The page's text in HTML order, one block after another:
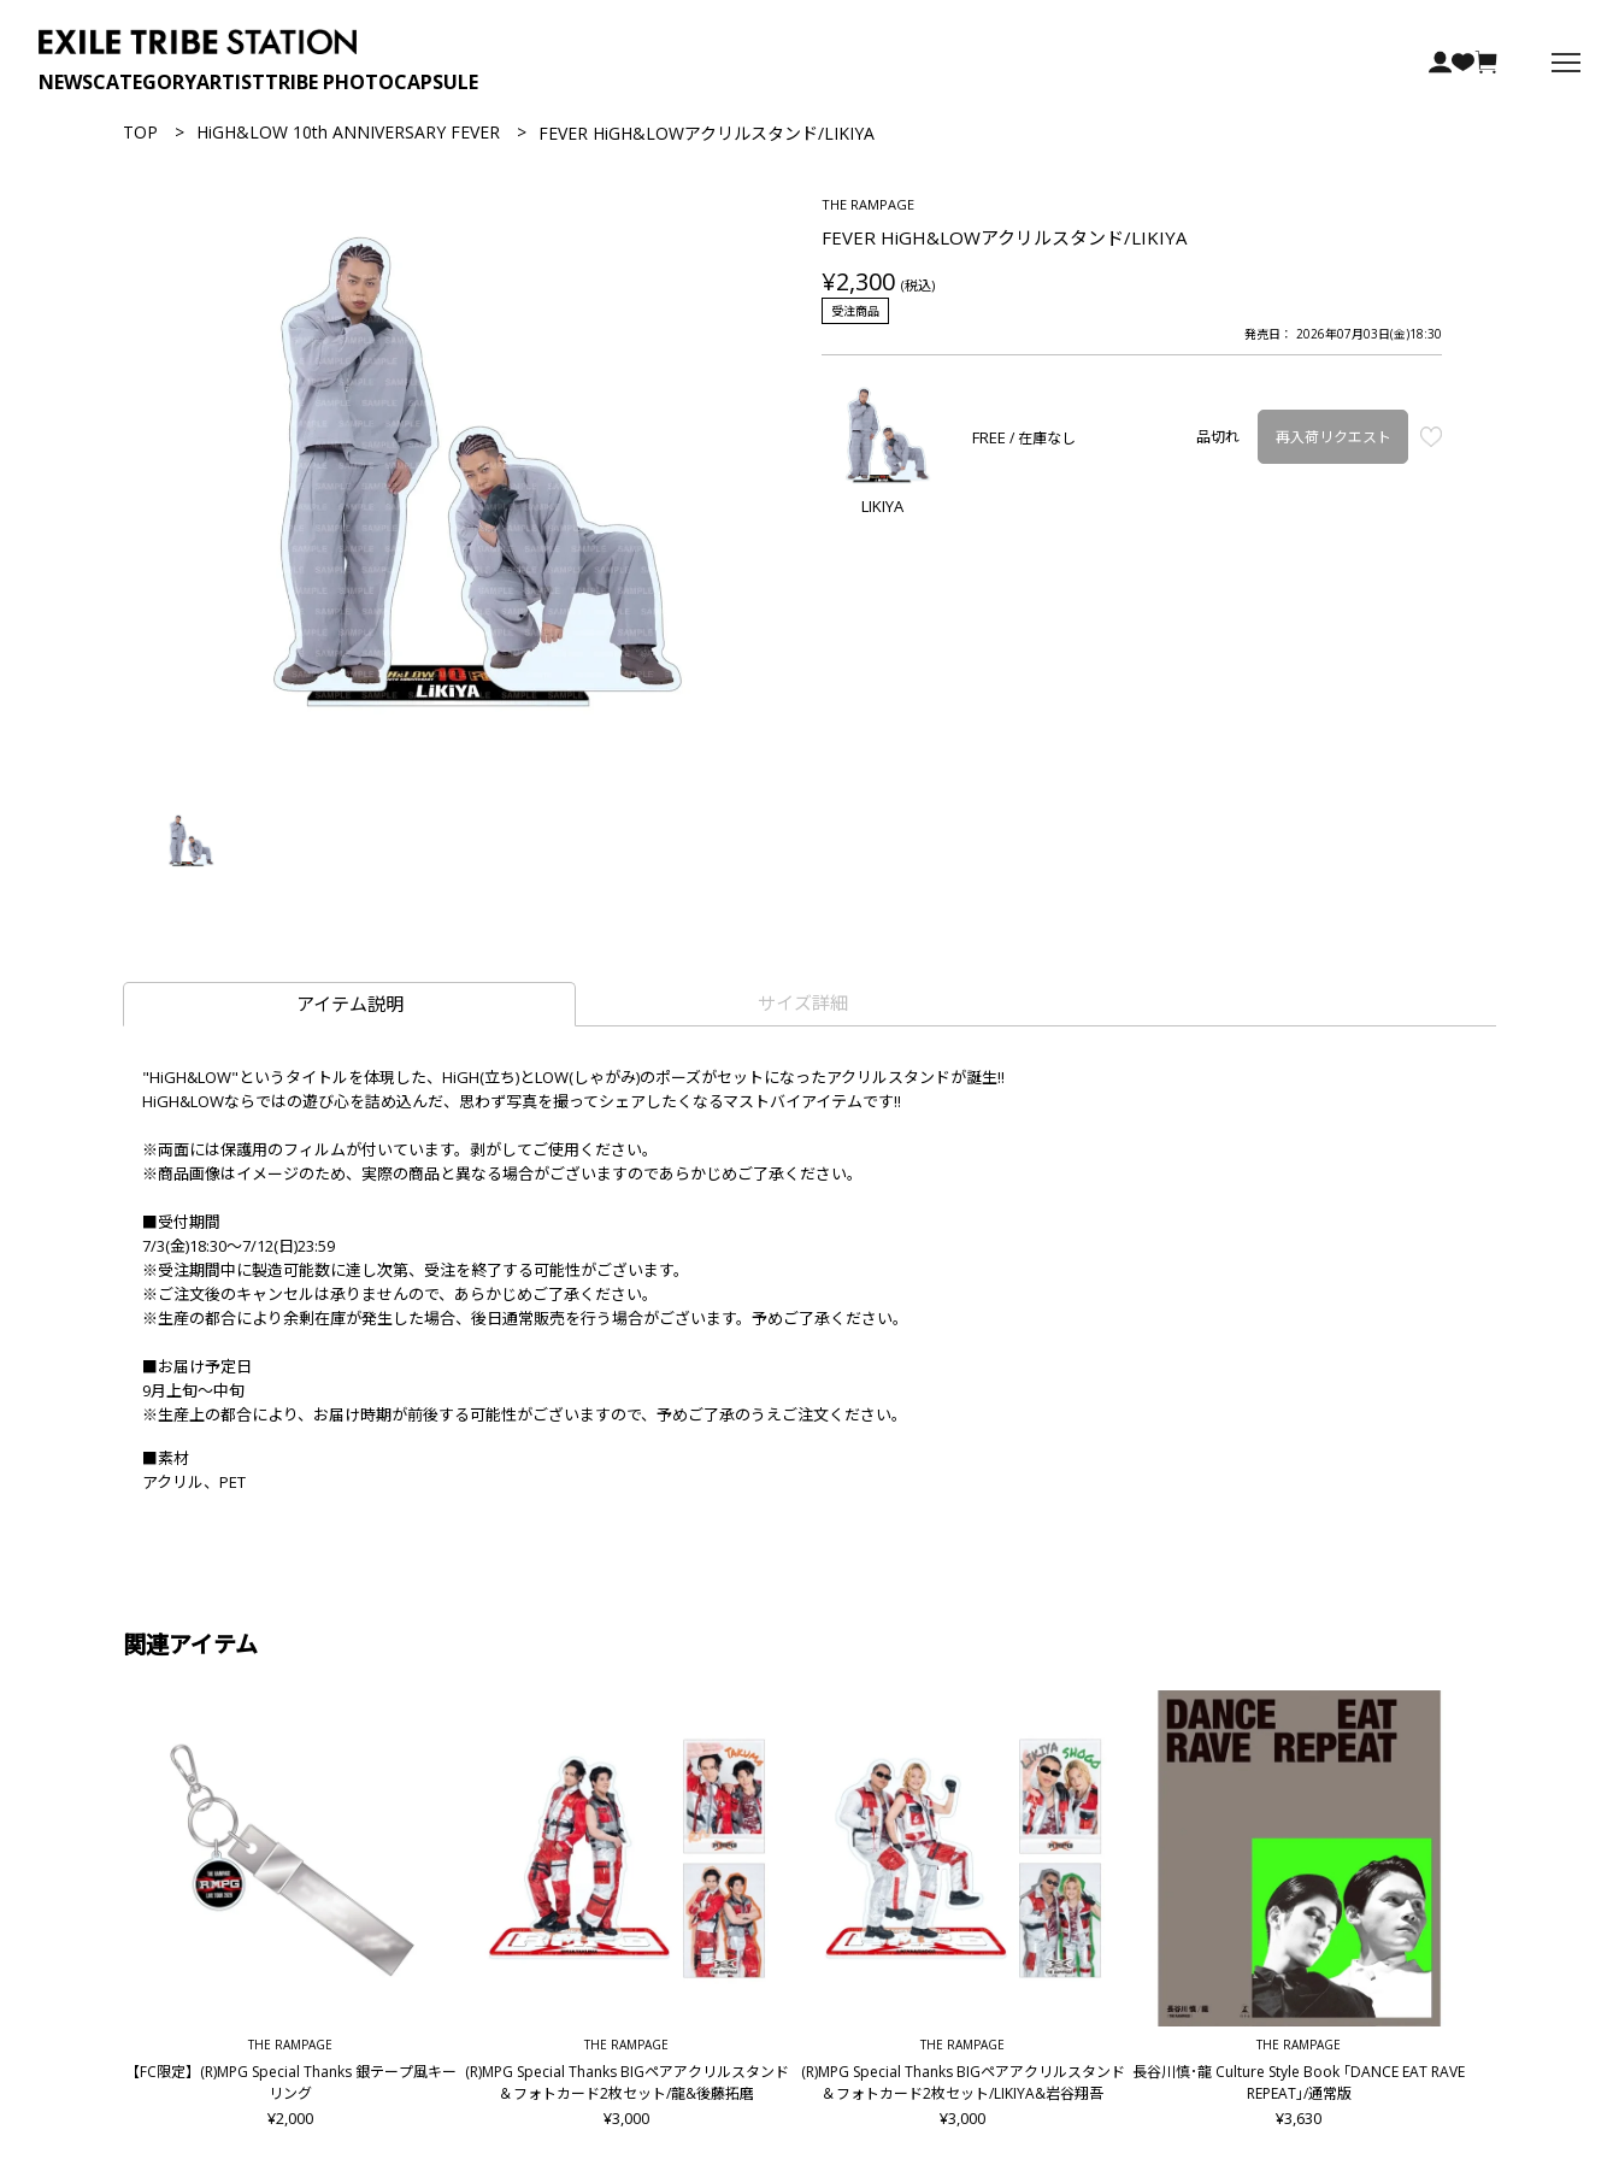
NEWSCATEGORYARTISTTRIBE PHOTOCAPSULE
TOP HiGH&LOW 10th ANNIVERSARY FEVER FEVER HiGH&LOWアクリルスタンド/LIKIYA
THE RAMPAGE
FEVER HiGH&LOWアクリルスタンド/LIKIYA
¥2,300 (税込)
受注商品
発売日： 2026年07月03日(金)18:30
LIKIYA
FREE / 在庫なし 品切れ 再入荷リクエスト
アイテム説明 サイズ詳細
"HiGH&LOW"というタイトルを体現した、HiGH(立ち)とLOW(しゃがみ)のポーズがセットになったアクリルスタンドが誕生!!
HiGH&LOWならではの遊び心を詰め込んだ、思わず写真を撮ってシェアしたくなるマストバイアイテムです!!
※両面には保護用のフィルムが付いています。剥がしてご使用ください。
※商品画像はイメージのため、実際の商品と異なる場合がございますのであらかじめご了承ください。
■受付期間
7/3(金)18:30～7/12(日)23:59
※受注期間中に製造可能数に達し次第、受注を終了する可能性がございます。
※ご注文後のキャンセルは承りませんので、あらかじめご了承ください。
※生産の都合により余剰在庫が発生した場合、後日通常販売を行う場合がございます。予めご了承ください。
■お届け予定日
9月上旬～中旬
※生産上の都合により、お届け時期が前後する可能性がございますので、予めご了承のうえご注文ください。
■素材
アクリル、PET
関連アイテム
THE RAMPAGE
【FC限定】(R)MPG Special Thanks 銀テープ風キー
リング
¥2,000
THE RAMPAGE
(R)MPG Special Thanks BIGペアアクリルスタンド
＆フォトカード2枚セット/龍&後藤拓磨
¥3,000
THE RAMPAGE
(R)MPG Special Thanks BIGペアアクリルスタンド
＆フォトカード2枚セット/LIKIYA&岩谷翔吾
¥3,000
THE RAMPAGE
長谷川慎･龍 Culture Style Book ｢DANCE EAT RAVE
REPEAT｣/通常版
¥3,630